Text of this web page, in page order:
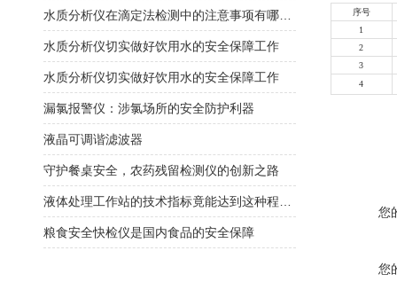
序号
1
2
3
4
您
您
水质分析仪切实做好饮用水的安全保障工作
水质分析仪切实做好饮用水的安全保障工作
漏氯报警仪：涉氯场所的安全防护利器
液晶可调谐滤波器
守护餐桌安全，农药残留检测仪的创新之路
粮食安全快检仪是国内食品的安全保障